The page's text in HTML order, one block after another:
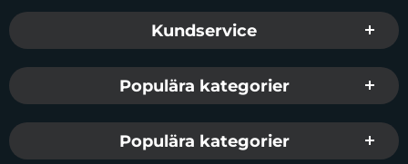
Sidfot Blandad info och länkar
Kundservice
Populära kategorier
Populära kategorier